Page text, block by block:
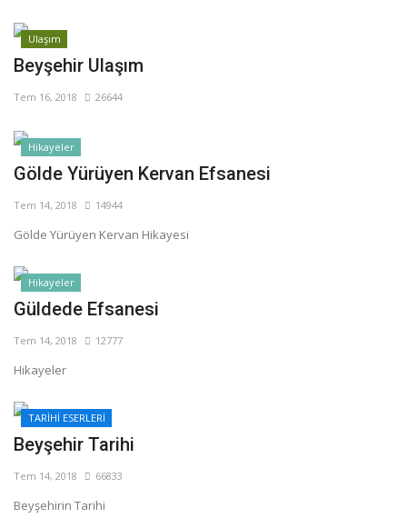
Ulaşım
Beyşehir Ulaşım
Tem 16, 2018 26644
Hikayeler
Gölde Yürüyen Kervan Efsanesi
Tem 14, 2018 14944
Gölde Yürüyen Kervan Hikayesi
Hikayeler
Güldede Efsanesi
Tem 14, 2018 12777
Hikayeler
TARİHİ ESERLERİ
Beyşehir Tarihi
Tem 14, 2018 66833
Beyşehirin Tarihi